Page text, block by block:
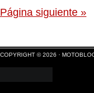
Página siguiente »
COPYRIGHT © 2026 ·